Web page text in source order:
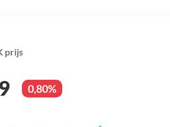
prijs
0,80%